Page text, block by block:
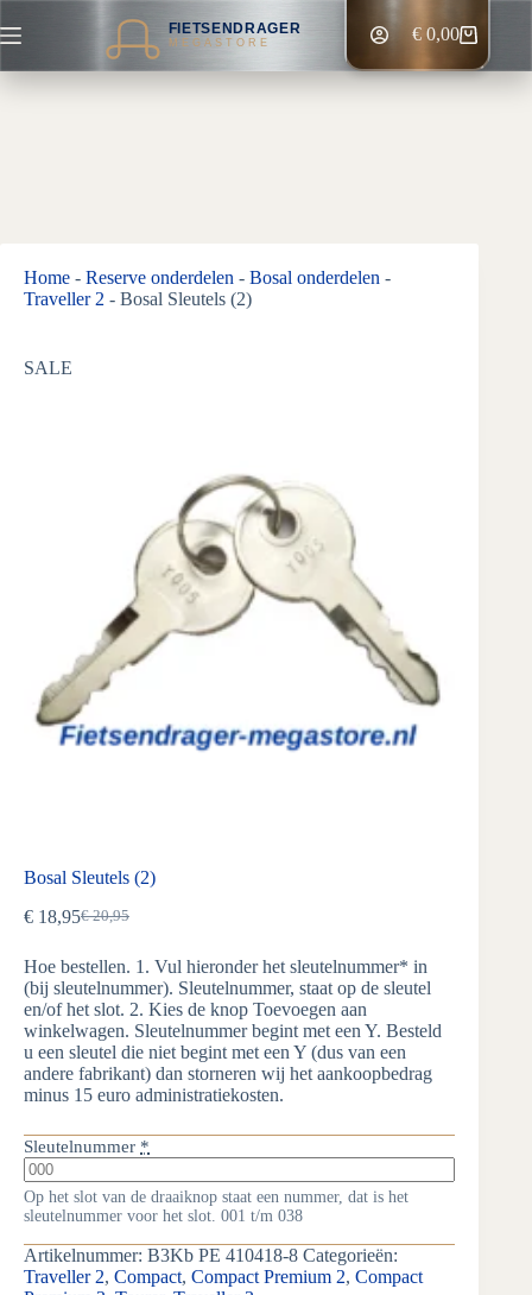
naar
inhoud
FIETSENDRAGER
MEGASTORE Winkelwagen
€0,00
Home - Reserve onderdelen - Bosal onderdelen -
Traveller 2 - Bosal Sleutels (2)
SALE
Bosal Sleutels (2)
€20,95
Oorspronkelijke
was:
€ 20,95.
€ 18,95Huidige
is:
€ 18,95.
Hoe bestellen. 1. Vul hieronder het sleutelnummer* in
(bij sleutelnummer). Sleutelnummer, staat op de sleutel
en/of het slot. 2. Kies de knop Toevoegen aan
winkelwagen. Sleutelnummer begint met een Y. Besteld
u een sleutel die niet begint met een Y (dus van een
andere fabrikant) dan storneren wij het aankoopbedrag
minus 15 euro administratiekosten.
Sleutelnummer *
Op het slot van de draaiknop staat een nummer, dat is het
sleutelnummer voor het slot. 001 t/m 038
Artikelnummer: B3Kb PE 410418-8 Categorieën:
Traveller 2, Compact, Compact Premium 2, Compact